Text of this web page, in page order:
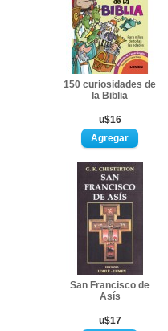
150 curiosidades de
la Biblia
u$16
San Francisco de
Asís
u$17